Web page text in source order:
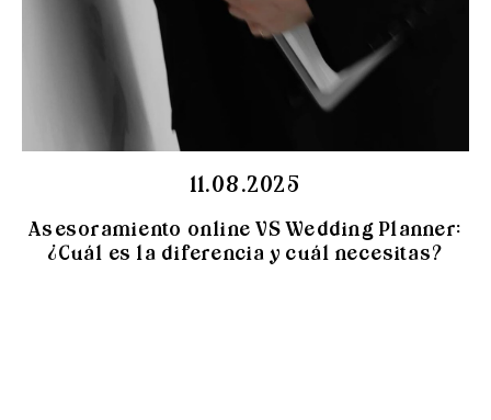
11.08.2025
Asesoramiento online VS Wedding Planner:
¿Cuál es la diferencia y cuál necesitas?